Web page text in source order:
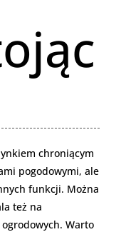
chroniącym
pogodowymi, ale
funkcji. Można
też na
Warto